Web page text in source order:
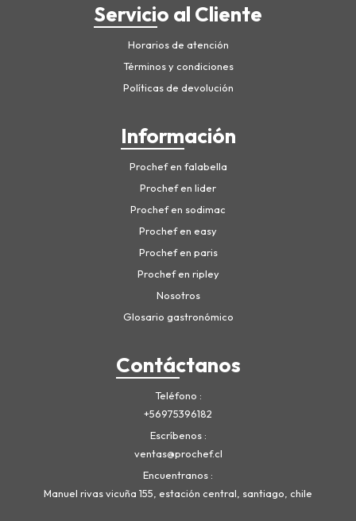
Servicio al Cliente
Horarios de atención
Términos y condiciones
Políticas de devolución
Información
Prochef en falabella
Prochef en lider
Prochef en sodimac
Prochef en easy
Prochef en paris
Prochef en ripley
Nosotros
Glosario gastronómico
Contáctanos
Teléfono
+56975396182
Escríbenos
ventas@prochef.cl
Encuentranos
Manuel rivas vicuña 155, estación central, santiago, chile